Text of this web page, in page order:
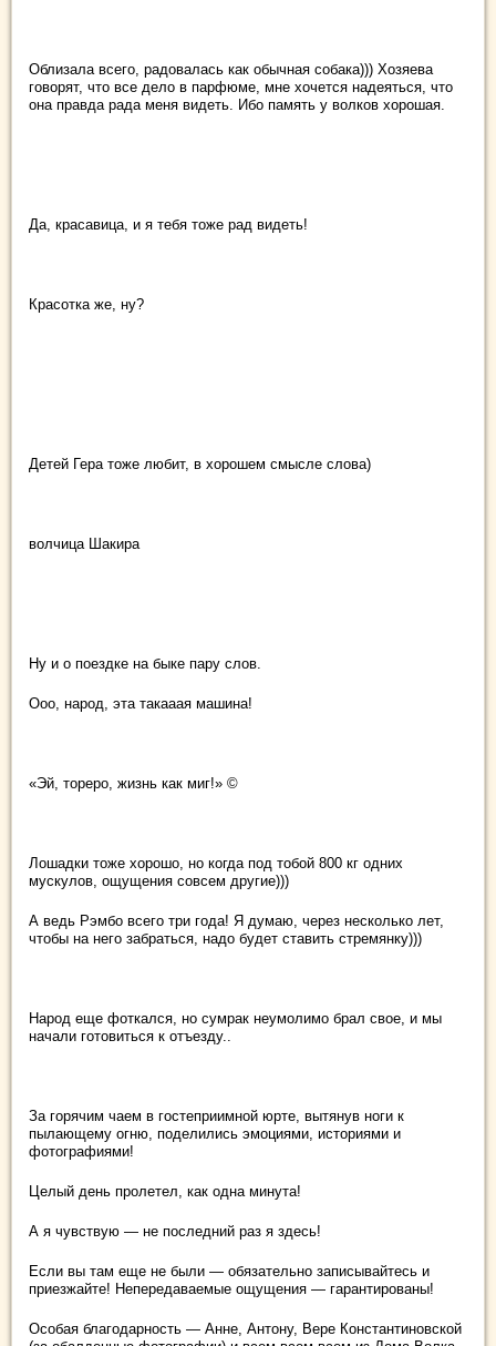
Облизала всего, радовалась как обычная собака))) Хозяева
говорят, что все дело в парфюме, мне хочется надеяться, что
она правда рада меня видеть. Ибо память у волков хорошая.
Да, красавица, и я тебя тоже рад видеть!
Красотка же, ну?
Детей Гера тоже любит, в хорошем смысле слова)
волчица Шакира
Ну и о поездке на быке пару слов.
Ооо, народ, эта такааая машина!
«Эй, тореро, жизнь как миг!» ©
Лошадки тоже хорошо, но когда под тобой 800 кг одних
мускулов, ощущения совсем другие)))
А ведь Рэмбо всего три года! Я думаю, через несколько лет,
чтобы на него забраться, надо будет ставить стремянку)))
Народ еще фоткался, но сумрак неумолимо брал свое, и мы
начали готовиться к отъезду..
За горячим чаем в гостеприимной юрте, вытянув ноги к
пылающему огню, поделились эмоциями, историями и
фотографиями!
Целый день пролетел, как одна минута!
А я чувствую — не последний раз я здесь!
Если вы там еще не были — обязательно записывайтесь и
приезжайте! Непередаваемые ощущения — гарантированы!
Особая благодарность — Анне, Антону, Вере Константиновской